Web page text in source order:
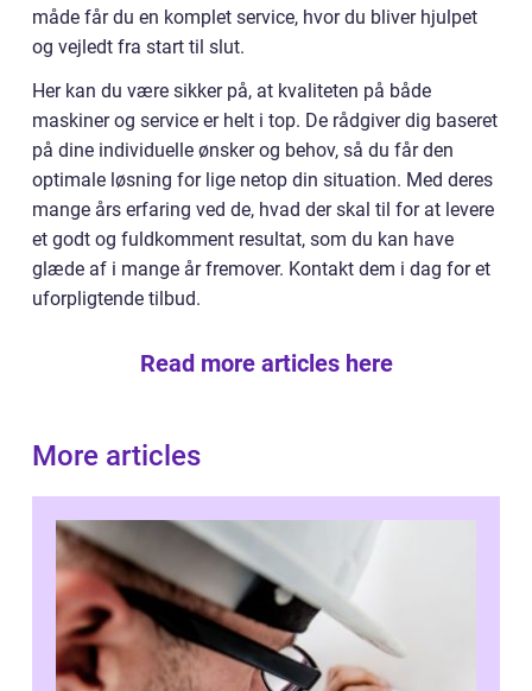
måde får du en komplet service, hvor du bliver hjulpet
og vejledt fra start til slut.
Her kan du være sikker på, at kvaliteten på både
maskiner og service er helt i top. De rådgiver dig baseret
på dine individuelle ønsker og behov, så du får den
optimale løsning for lige netop din situation. Med deres
mange års erfaring ved de, hvad der skal til for at levere
et godt og fuldkomment resultat, som du kan have
glæde af i mange år fremover. Kontakt dem i dag for et
uforpligtende tilbud.
Read more articles here
More articles